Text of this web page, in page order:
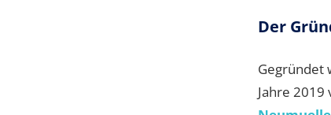
Der
Gegründet
Jahre 2019